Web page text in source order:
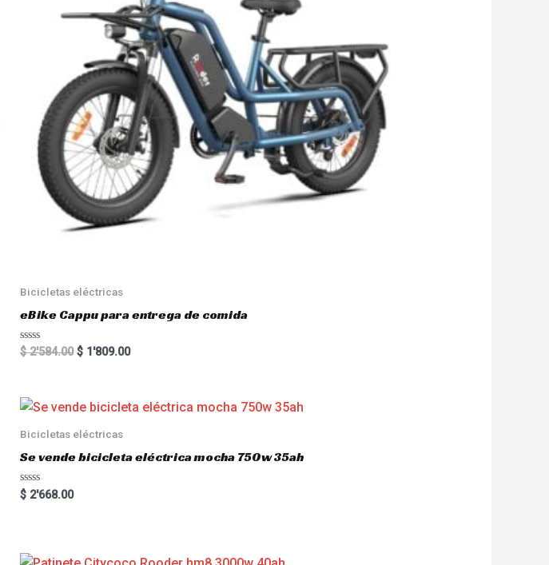
Bicicletas eléctricas
eBike Cappu para entrega de comida
R
a
0
o
t
f
5
$2'584.00 $ 1'809.00
Bicicletas eléctricas
Se vende bicicleta eléctrica mocha 750w 35ah
R
a
o
$ 2'668.00